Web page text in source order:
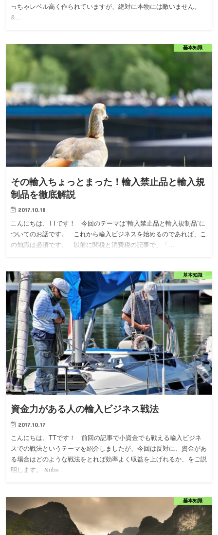
っちゃレベル高く作られていますが、絶対に本物には敵いません。
&…
基本知識
その輸入ちょっとまった！輸入禁止品と輸入規
制品を徹底解説
2017.10.18
こんにちは、TTです！ 今回のテーマは“輸入禁止品と輸入規制品”に
ついてのお話です。 これから輸入ビジネスを始めるのであれば、こ
の知識は必須です。 以前に関税と消費税の記事で、「…
基本知識
資金力がある人の輸入ビジネス戦法
2017.10.17
こんにちは、TTです！ 前回の記事で小資金でも戦える輸入ビジネ
スでの戦法というテーマを紹介しましたが、今回は反対に、資金があ
る場合はどのような戦法をとれば効率よく収益を上げれるか、をご説
明します。 &nbs…
基本知識